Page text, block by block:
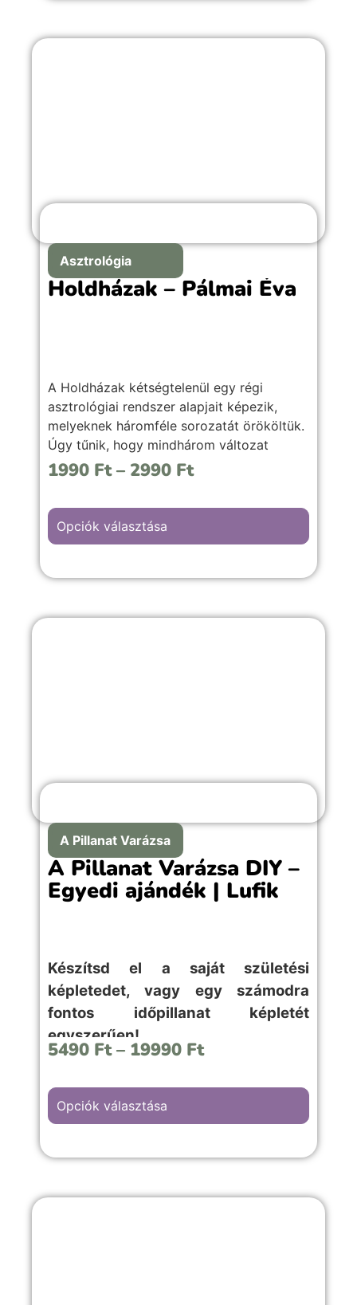
Asztrológia
Holdházak – Pálmai Éva
A Holdházak kétségtelenül egy régi
asztrológiai rendszer alapjait képezik,
melyeknek háromféle sorozatát örököltük.
Úgy tűnik, hogy mindhárom változat
ugyanazt az elveszett rendszert
1990 Ft – 2990 Ft
Opciók választása
A Pillanat Varázsa
A Pillanat Varázsa DIY –
Egyedi ajándék | Lufik
Készítsd el a saját születési
képletedet, vagy egy számodra
fontos időpillanat képletét
egyszerűen!
A “Lufis” hátterű kép választása, bármilyen
5490 Ft – 19990 Ft
Opciók választása